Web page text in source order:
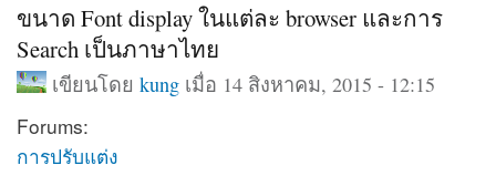
ขนาด Font display ในแต่ละ browser และการ
Search เป็นภาษาไทย
เขียนโดย kungเมื่อ 14 สิงหาคม, 2015 - 12:15
Forums:
การปรับแต่ง